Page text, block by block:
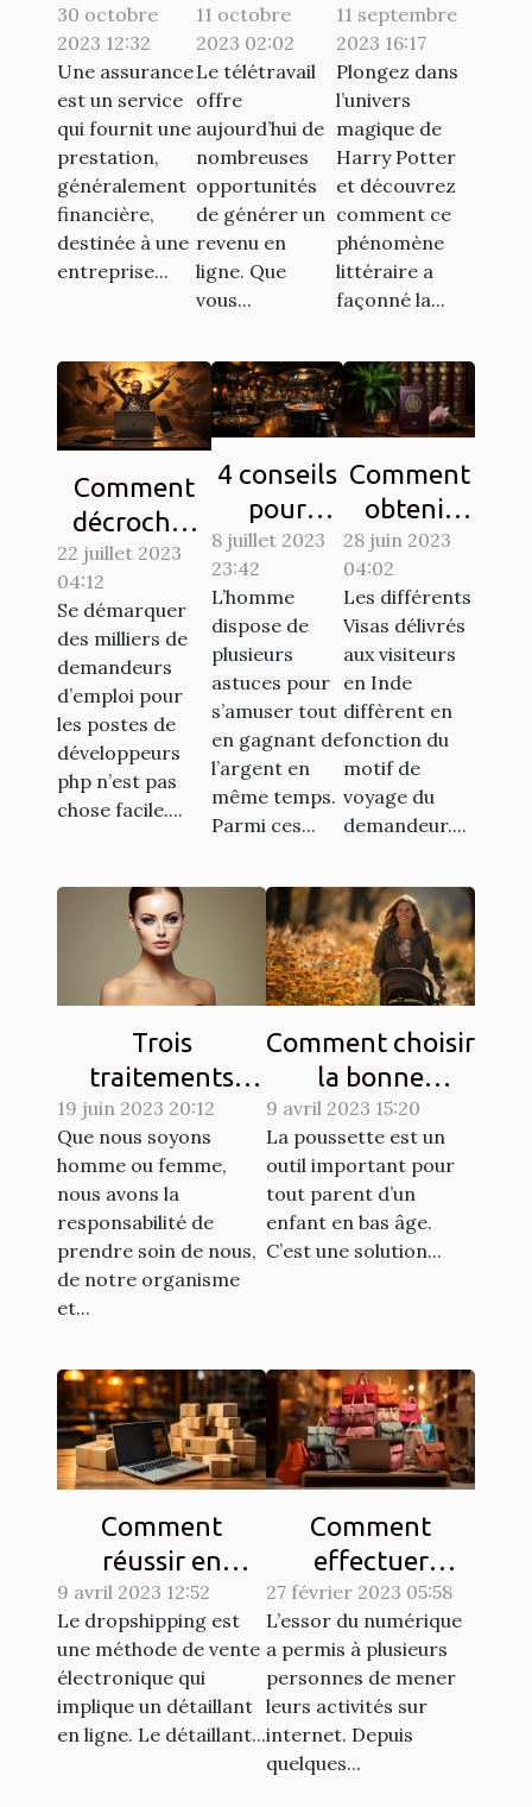
à souscrire
en France :
lesquelles
sont
exigées ?
30 octobre
2023 12:32
Une assurance
est un service
qui fournit une
prestation,
généralement
financière,
destinée à une
entreprise...
en ligne
pour se
faire de
l'argent en
télétravail
?
11 octobre
2023 02:02
Le télétravail
offre
aujourd’hui de
nombreuses
opportunités
de générer un
revenu en
ligne. Que
vous...
Potter sur
la culture
populaire à
travers les
chasses au
trésor
11 septembre
2023 16:17
Plongez dans
l’univers
magique de
Harry Potter
et découvrez
comment ce
phénomène
littéraire a
façonné la...
Comment
décrocher
son emploi
de rêve en
tant que
développeur
PHP ?
22 juillet 2023
04:12
Se démarquer
des milliers de
demandeurs
d’emploi pour
les postes de
développeurs
php n’est pas
chose facile....
4 conseils
pour
gagner au
jeu de
casino
aviator
8 juillet 2023
23:42
L’homme
dispose de
plusieurs
astuces pour
s’amuser tout
en gagnant de
l’argent en
même temps.
Parmi ces...
Comment
obtenir
son visa
pour
l’inde ?
28 juin 2023
04:02
Les différents
Visas délivrés
aux visiteurs
en Inde
diffèrent en
fonction du
motif de
voyage du
demandeur....
Trois
traitements
dermatologiques
pour améliorer
l'apparence de
votre peau
19 juin 2023 20:12
Que nous soyons
homme ou femme,
nous avons la
responsabilité de
prendre soin de nous,
de notre organisme
et...
Comment choisir
la bonne
poussette pour
un enfant ?
9 avril 2023 15:20
La poussette est un
outil important pour
tout parent d’un
enfant en bas âge.
C’est une solution...
Comment
réussir en
dropshipping ?
9 avril 2023 12:52
Le dropshipping est
une méthode de vente
électronique qui
implique un détaillant
en ligne. Le détaillant...
Comment
effectuer
efficacement
des achats en
ligne ?
27 février 2023 05:58
L’essor du numérique
a permis à plusieurs
personnes de mener
leurs activités sur
internet. Depuis
quelques...